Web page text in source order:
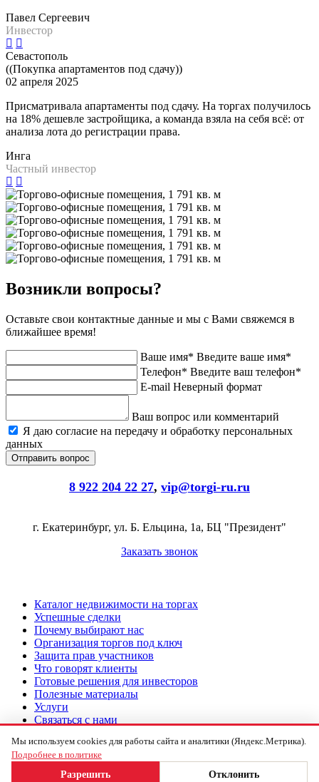
Павел Сергеевич
Инвестор
Севастополь
((Покупка апартаментов под сдачу))
02 апреля 2025
Присматривала апартаменты под сдачу. На торгах получилось
на 18% дешевле застройщика, а команда взяла на себя всё: от
анализа лота до регистрации права.
Инга
Частный инвестор
Возникли вопросы?
Оставьте свои контактные данные и мы с Вами свяжемся в
ближайшее время!
Ваше имя* Введите ваше имя*
Телефон* Введите ваш телефон*
E-mail Неверный формат
Ваш вопрос или комментарий
Я даю согласие на передачу и обработку персональных
данных
8 922 204 22 27, vip@torgi-ru.ru
г. Екатеринбург, ул. Б. Ельцина, 1а, БЦ "Президент"
Заказать звонок
Каталог недвижимости на торгах
Успешные сделки
Почему выбирают нас
Организация торгов под ключ
Защита прав участников
Что говорят клиенты
Готовые решения для инвесторов
Полезные материалы
Услуги
Связаться с нами
Подача заявки на торги под ключ
©2017-2026 TORGI-RU.RU Все права защищены
Политика конфиденциальности компании
Мы используем cookies для работы сайта и аналитики (Яндекс.Метрика).
Подробнее в политике
Разрешить
Отклонить